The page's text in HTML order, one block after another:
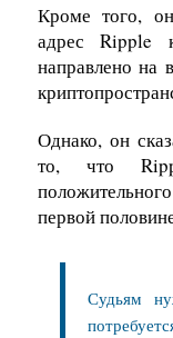
Кроме того,
адрес Ripple
направлено на
Однако, он
то, что
первой
Судьям